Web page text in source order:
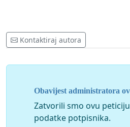
vjerskim osjećajem katoličkih
naovamo pretvoren u
groblje, ali smatramo da nije
nužno da nam se to i fizički
Kontaktiraj autora
Obavijest administratora
Zatvorili smo ovu
podatke potpisnika.